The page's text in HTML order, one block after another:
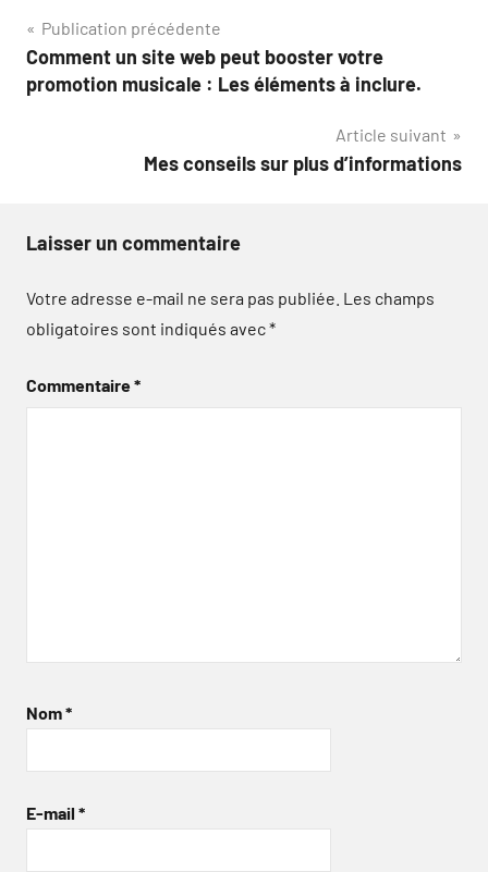
Navigation
de
Publication précédente
Comment un site web peut booster votre
promotion musicale : Les éléments à inclure.
Article suivant
Mes conseils sur plus d’informations
Laisser un commentaire
Votre adresse e-mail ne sera pas publiée. Les champs
obligatoires sont indiqués avec*
Commentaire*
Nom*
E-mail *